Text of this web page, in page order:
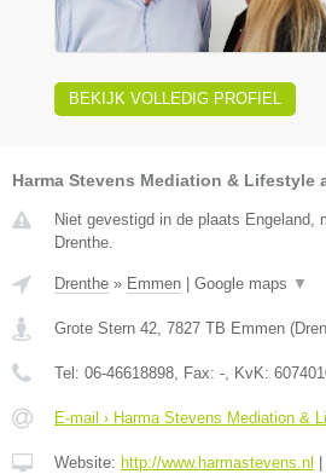
BEKIJK VOLLEDIG PROFIEL
Harma Stevens Mediation & Lifestyle
Niet gevestigd in de plaats Engeland,
Drenthe.
Drenthe » Emmen Google maps ▼
Grote Stern 42, 7827 TB Emmen (
Tel: 06-46618898, Fax: -, KvK:
E-mail › Harma Stevens Mediation &
Website: http://www.harmastevens.nl